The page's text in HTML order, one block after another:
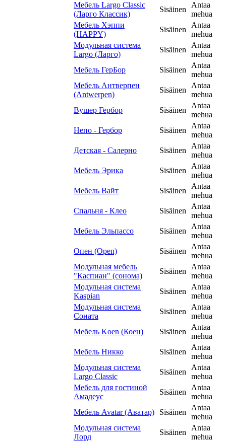
Мебель Largo Classic
(Ларго Классик)
Sisäinen
Antaa
mehua
Мебель Хэппи
(HAPPY)
Sisäinen
Antaa
mehua
Модульная система
Largo (Ларго)
Sisäinen
Antaa
mehua
Мебель ГерБор
Sisäinen
Antaa
mehua
Мебель Антверпен
(Antwerpen)
Sisäinen
Antaa
mehua
Вушер Гербор
Sisäinen
Antaa
mehua
Непо - Гербор
Sisäinen
Antaa
mehua
Детская - Салерно
Sisäinen
Antaa
mehua
Мебель Эрика
Sisäinen
Antaa
mehua
Мебель Вайт
Sisäinen
Antaa
mehua
Спальня - Клео
Sisäinen
Antaa
mehua
Мебель Эльпассо
Sisäinen
Antaa
mehua
Опен (Open)
Sisäinen
Antaa
mehua
Модульная мебель
"Каспиан" (сонома)
Sisäinen
Antaa
mehua
Модульная система
Kaspian
Sisäinen
Antaa
mehua
Модульная система
Соната
Sisäinen
Antaa
mehua
Мебель Koen (Коен)
Sisäinen
Antaa
mehua
Мебель Никко
Sisäinen
Antaa
mehua
Модульная система
Largo Classic
Sisäinen
Antaa
mehua
Мебель для гостиной
Амадеус
Sisäinen
Antaa
mehua
Мебель Avatar (Аватар)
Sisäinen
Antaa
mehua
Модульная система
Лорд
Sisäinen
Antaa
mehua